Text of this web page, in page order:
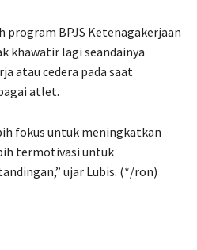
BPJS Ketenagakerjaan
khawatir lagi seandainya
atau cedera pada saat
atlet.
fokus untuk meningkatkan
termotivasi untuk
ujar Lubis. (*/ron)